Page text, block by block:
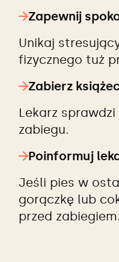
Zapewnij
Unikaj
fizycznego tuż
Zabierz
Lekarz
zabiegu.
Poinformuj
Jeśli pies w
gorączkę lub
przed zabiegiem.